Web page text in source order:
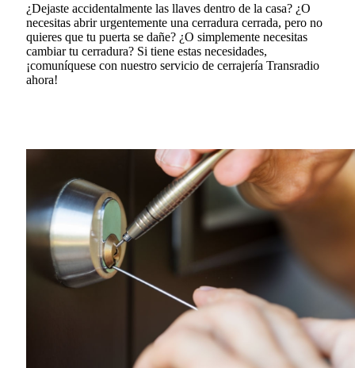
¿Dejaste accidentalmente las llaves dentro de la casa? ¿O
necesitas abrir urgentemente una cerradura cerrada, pero no
quieres que tu puerta se dañe? ¿O simplemente necesitas
cambiar tu cerradura? Si tiene estas necesidades,
¡comuníquese con nuestro servicio de cerrajería Transradio
ahora!